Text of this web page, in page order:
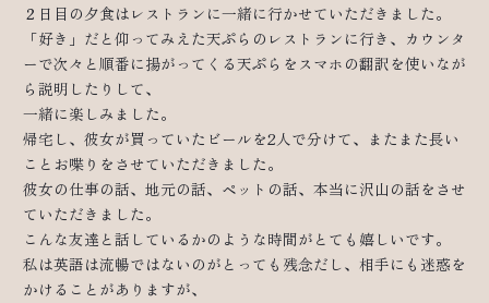
２日目の夕食はレストランに一緒に行かせていただきました。
「好き」だと仰ってみえた天ぷらのレストランに行き、カウンタ
ーで次々と順番に揚がってくる天ぷらをスマホの翻訳を使いなが
ら説明したりして、
一緒に楽しみました。
帰宅し、彼女が買っていたビールを2人で分けて、またまた長い
ことお喋りをさせていただきました。
彼女の仕事の話、地元の話、ペットの話、本当に沢山の話をさせ
ていただきました。
こんな友達と話しているかのような時間がとても嬉しいです。
私は英語は流暢ではないのがとっても残念だし、相手にも迷惑を
かけることがありますが、